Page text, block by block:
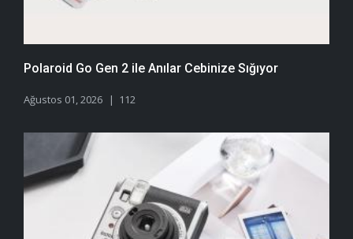
Polaroid Go Gen 2 ile Anılar Cebinize Sığıyor
Ağustos 01, 2026 112